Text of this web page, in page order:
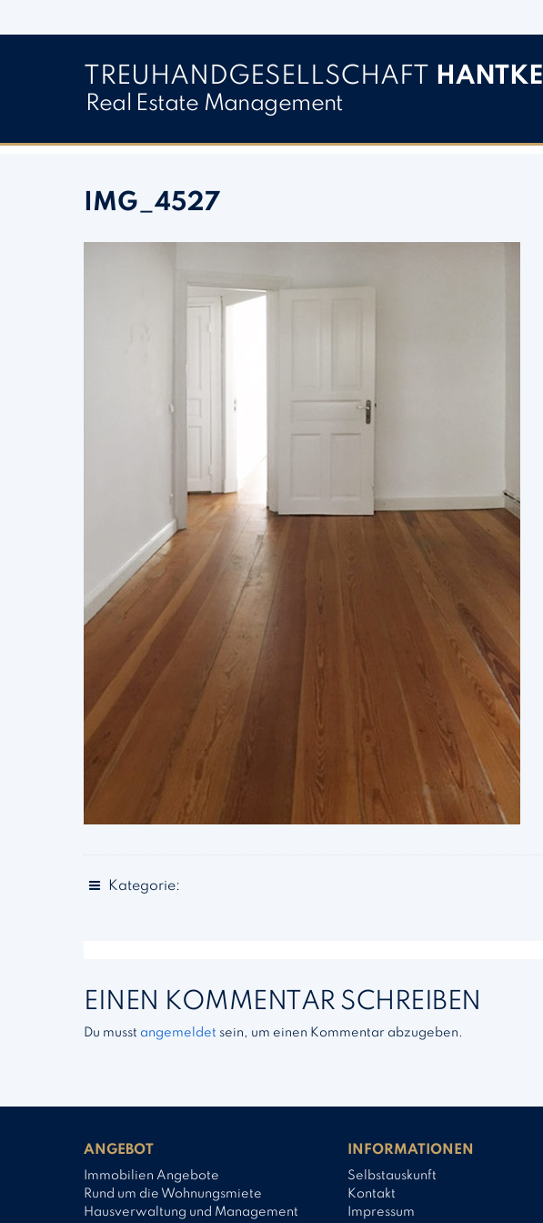
TREUHAND­­GESELLSCHAFT HANTKE
Real Estate Management
IMG_4527
Kategorie:
EINEN KOMMENTAR SCHREIBEN
Du musst angemeldet sein, um einen Kommentar abzugeben.
ANGEBOT
Immobilien Angebote
Rund um die Wohnungsmiete
Hausverwaltung und Management
INFORMATIONEN
Selbstauskunft
Kontakt
Impressum